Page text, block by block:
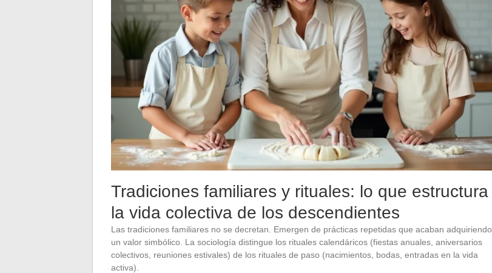
Tradiciones familiares y rituales: lo que estructura
la vida colectiva de los descendientes
Las tradiciones familiares no se decretan. Emergen de prácticas repetidas que acaban adquiriendo
un valor simbólico. La sociología distingue los rituales calendáricos (fiestas anuales, aniversarios
colectivos, reuniones estivales) de los rituales de paso (nacimientos, bodas, entradas en la vida
activa).